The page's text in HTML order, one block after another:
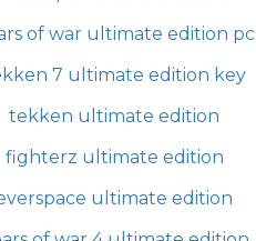
of war ultimate edition pc
7 ultimate edition key
tekken ultimate edition
fighterz ultimate edition
ultimate edition